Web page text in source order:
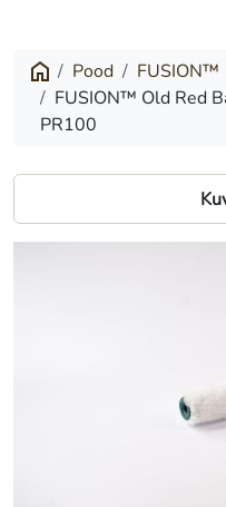
Red
Barn
värvirull
PR100
Pood
FUSION™
FUSION™ Old Red
PR100